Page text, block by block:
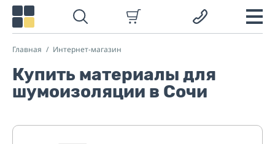
Главная Интернет-магазин
Купить материалы для
шумоизоляции в Сочи